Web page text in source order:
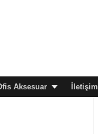
Aksesuar İletişim